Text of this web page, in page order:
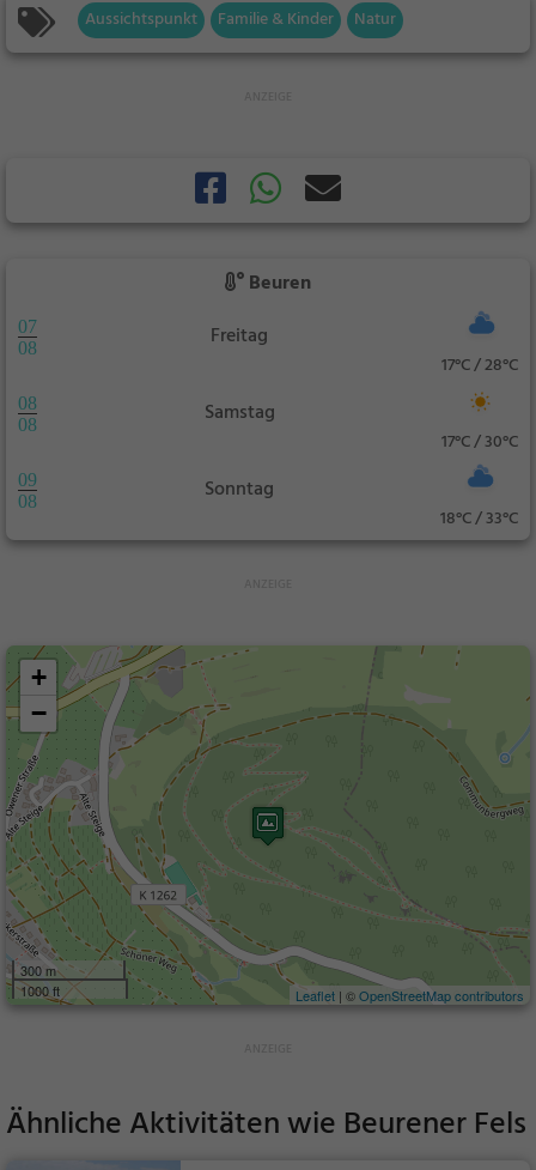
Aussichtspunkt Familie & Kinder Natur
Beuren
07
08
Freitag
17°C / 28°C
08
08
Samstag
17°C / 30°C
09
08
Sonntag
18°C / 33°C
+
−
300 m
1000 ft
Leaflet | ©OpenStreetMap contributors
Ähnliche Aktivitäten wie Beurener Fels